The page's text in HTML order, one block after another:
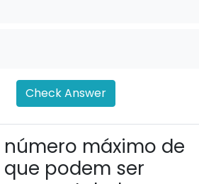
Check Answer
número máximo de
podem ser